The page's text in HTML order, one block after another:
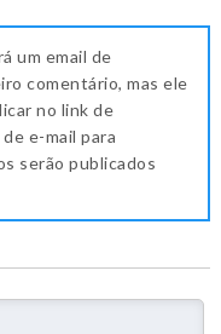
um email de
comentário, mas ele
no link de
e-mail para
serão publicados